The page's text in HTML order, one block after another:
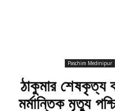
Paschim Medinipur
ঠাকুমার শেষকৃত্য
মর্মান্তিক মৃত্যু